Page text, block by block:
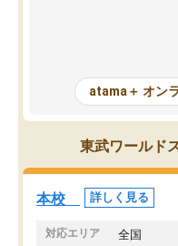
が、自分で自分の管理
とっては難しい部分も
かと思った。
atama＋ オン
東武ワールド
本校 詳しく見る
対応エリア 全国